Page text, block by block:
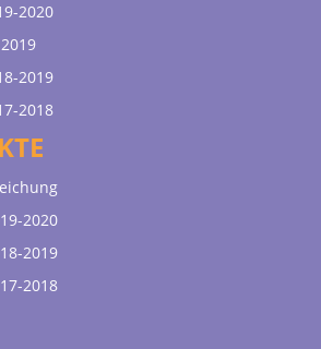
2020
2019
2018
2020
2019
2018